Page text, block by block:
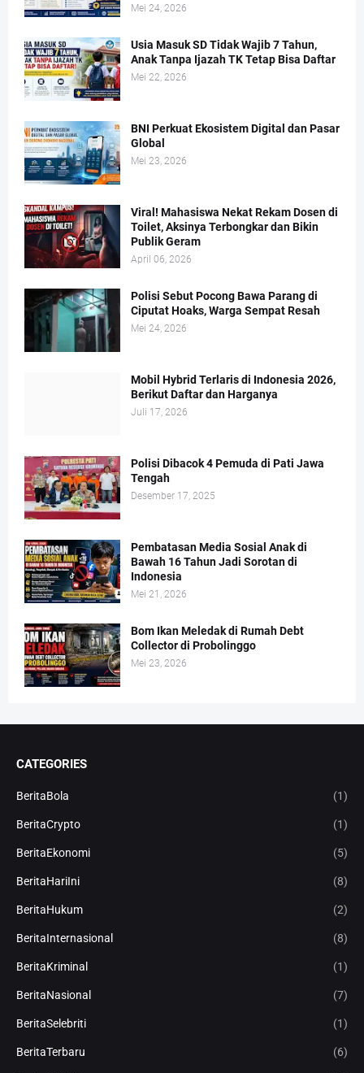
Mei 24, 2026
Usia Masuk SD Tidak Wajib 7 Tahun,
Anak Tanpa Ijazah TK Tetap Bisa Daftar
Mei 22, 2026
BNI Perkuat Ekosistem Digital dan Pasar
Global
Mei 23, 2026
Viral! Mahasiswa Nekat Rekam Dosen di
Toilet, Aksinya Terbongkar dan Bikin
Publik Geram
April 06, 2026
Polisi Sebut Pocong Bawa Parang di
Ciputat Hoaks, Warga Sempat Resah
Mei 24, 2026
Mobil Hybrid Terlaris di Indonesia 2026,
Berikut Daftar dan Harganya
Juli 17, 2026
Polisi Dibacok 4 Pemuda di Pati Jawa
Tengah
Desember 17, 2025
Pembatasan Media Sosial Anak di
Bawah 16 Tahun Jadi Sorotan di
Indonesia
Mei 21, 2026
Bom Ikan Meledak di Rumah Debt
Collector di Probolinggo
Mei 23, 2026
CATEGORIES
BeritaBola (1)
BeritaCrypto (1)
BeritaEkonomi (5)
BeritaHariIni (8)
BeritaHukum (2)
BeritaInternasional (8)
BeritaKriminal (1)
BeritaNasional (7)
BeritaSelebriti (1)
BeritaTerbaru (6)